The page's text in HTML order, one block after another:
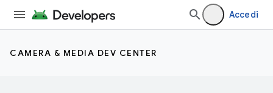
Accedi
CAMERA & MEDIA DEV CENTER